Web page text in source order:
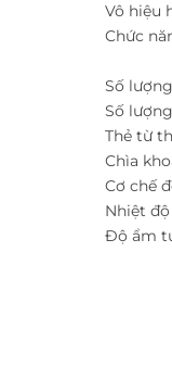
Vô hiệu
Chức
Số
Số
Thẻ từ
Chìa
Cơ chế
Nhiệt độ
Độ ẩm